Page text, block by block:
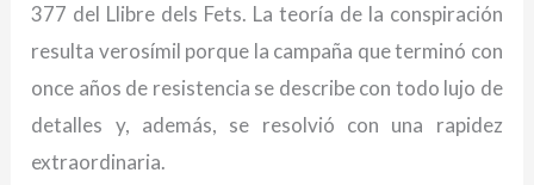
377 del Llibre dels Fets. La teoría de la conspiración
resulta verosímil porque la campaña que terminó con
once años de resistencia se describe con todo lujo de
detalles y, además, se resolvió con una rapidez
extraordinaria.